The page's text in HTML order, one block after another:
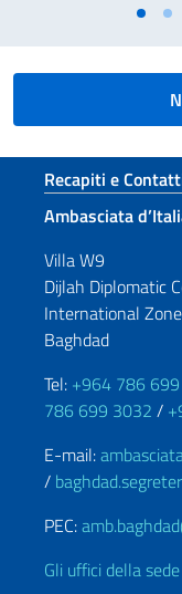
Sezione
Recapiti e
Ambasciata
Villa W9
Dijlah Diplomatic
International Zone
Baghdad
Tel: +964 786
786 699 3032 /
E-mail:
/
PEC:
Gli uffici della sede